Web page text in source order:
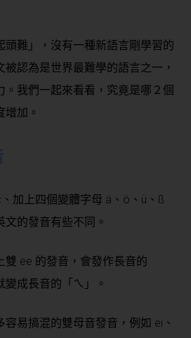
頭難」，沒有一種新語言剛學習的
認為是世界最難學的語言之一，
。我們一起來看看，究竟是哪２個
加。
加上四個變體字母 ä、ö、ü、ß
的發音有些不同。
雙 ee 的發音，會發作長音的
變成長音的「ㄟ」。
易搞混的雙母音發音，例如 ei、